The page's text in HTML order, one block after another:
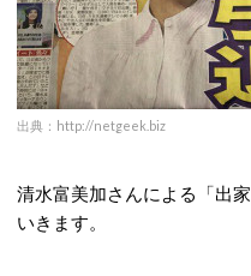
出典：http://netgeek.biz
清水富美加さんによる「出
いきます。